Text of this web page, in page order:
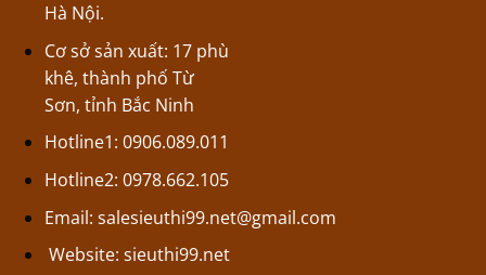
Hà Nội.
Cơ sở sản xuất: 17 phù
khê, thành phố Từ
Sơn, tỉnh Bắc Ninh
Hotline1: 0906.089.011
Hotline2: 0978.662.105
Email: salesieuthi99.net@gmail.com
Website: sieuthi99.net